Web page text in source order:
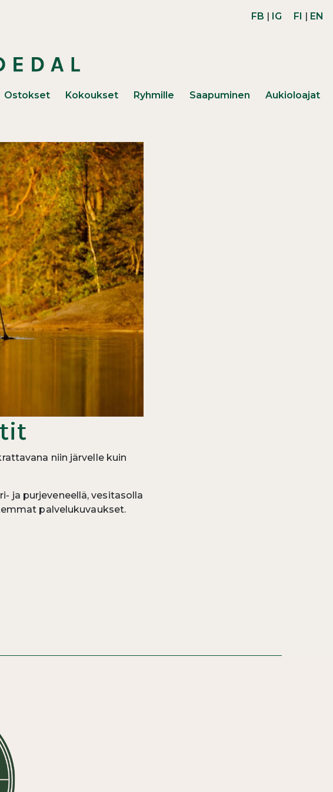
FB | IG FI | EN
Ostokset Kokoukset Ryhmille Saapuminen Aukioloajat
niin järvelle kuin
ja purjeveneellä, vesitasolla
palvelukuvaukset.